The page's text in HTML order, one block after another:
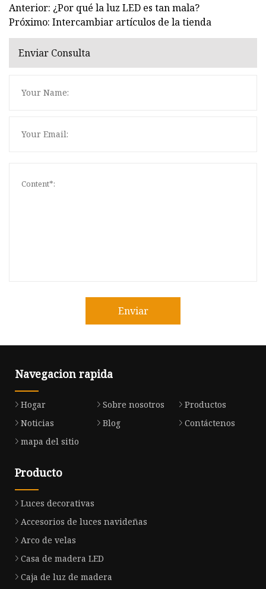
Anterior: ¿Por qué la luz LED es tan mala?
Próximo: Intercambiar artículos de la tienda
Enviar Consulta
Enviar
Navegacion rapida
Hogar Sobre nosotros
Productos
Noticias
Blog
Contáctenos
mapa del sitio
Producto
Luces decorativas
Accesorios de luces navideñas
Arco de velas
Casa de madera LED
Caja de luz de madera